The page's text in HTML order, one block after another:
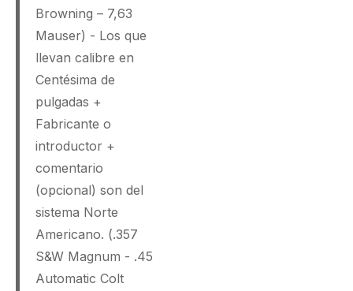
Browning – 7,63
Mauser) - Los que
llevan calibre en
Centésima de
pulgadas +
Fabricante o
introductor +
comentario
(opcional) son del
sistema Norte
Americano. (.357
S&W Magnum - .45
Automatic Colt